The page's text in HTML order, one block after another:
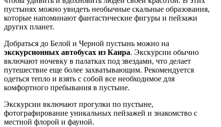
пустынях можно увидеть необычные скальные образования,
которые напоминают фантастические фигуры и пейзажи
других планет.
Добраться до Белой и Черной пустынь можно на
экскурсионных автобусах из Каира. Экскурсии обычно
включают ночевку в палатках под звездами, что делает
путешествие еще более захватывающим. Рекомендуется
одеться тепло и взять с собой все необходимое для
комфортного пребывания в пустыне.
Экскурсии включают прогулки по пустыне,
фотографирование уникальных пейзажей и знакомство с
местной флорой и фауной.